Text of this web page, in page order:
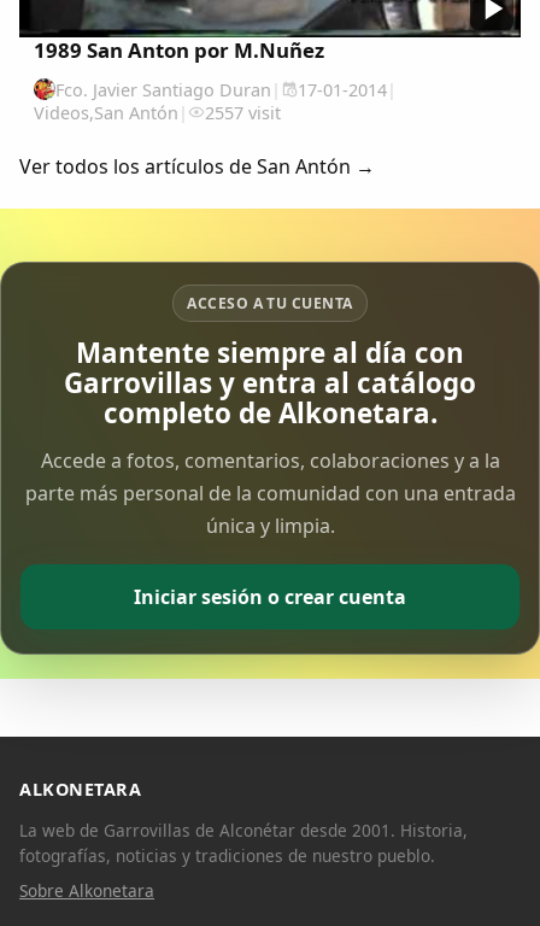
1989 San Anton por M.Nuñez
Fco. Javier Santiago Duran | 17-01-2014|
Videos,San Antón | 2557 visit
Ver todos los artículos de San Antón →
ACCESO A TU CUENTA
Mantente siempre al día con
Garrovillas y entra al catálogo
completo de Alkonetara.
Accede a fotos, comentarios, colaboraciones y a la
parte más personal de la comunidad con una entrada
única y limpia.
Iniciar sesión o crear cuenta
ALKONETARA
La web de Garrovillas de Alconétar desde 2001. Historia,
fotografías, noticias y tradiciones de nuestro pueblo.
Sobre Alkonetara